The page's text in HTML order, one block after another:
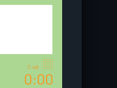
0:00
7:48